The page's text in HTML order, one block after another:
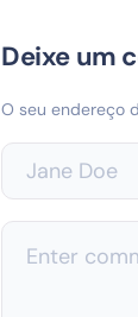
Deixe um
O seu endereço